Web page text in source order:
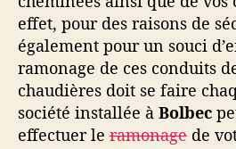
effet, pour des raisons de
également pour un souci
ramonage de ces conduits
chaudières doit se faire
société installée à Bolbec
effectuer le ramonage de